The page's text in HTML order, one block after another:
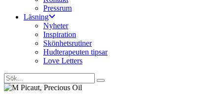
Pressrum
Läsning
Nyheter
Inspiration
Skönhetsrutiner
Hudterapeuten tipsar
Love Letters